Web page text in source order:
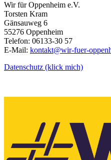
Wir für Oppenheim e.V.
Torsten Kram
Gänsauweg 6
55276 Oppenheim
Telefon: 06133-30 57
E-Mail: kontakt@wir-fuer-
Datenschutz (klick mich)